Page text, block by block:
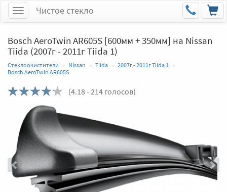
МенюЧистое стекло
Bosch AeroTwin AR605S [600мм + 350мм] на Nissan
Tiida (2007г - 2011г Tiida 1)
Стеклоочистители Nissan Tiida
2007г - 2011г Tiida 1
Bosch AeroTwin AR605S
(4.18- 214 голосов)
Назад